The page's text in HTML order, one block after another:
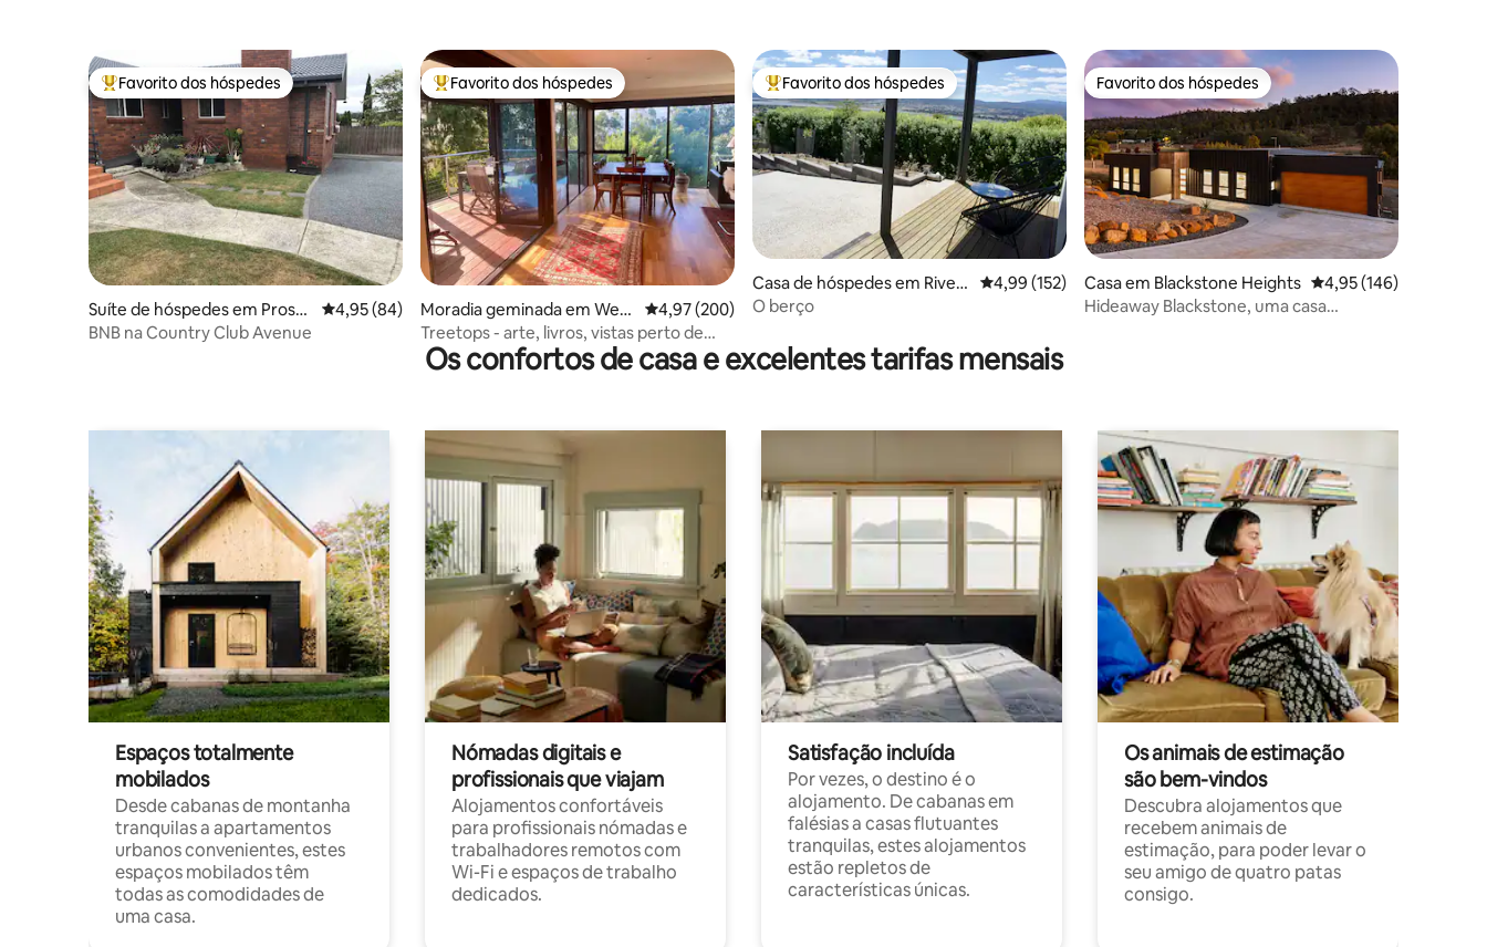
Favoritos dos hóspedes mais apreciados
Favorito dos hóspedes
Suíte de hóspedes em Prosp
ect Vale
Classificação média de 4,95 em 5 estrelas, 84avaliações
4,95 (84)
BNB na Country Club Avenue
Favoritos dos hóspedes mais apreciados
Favorito dos hóspedes
Moradia geminada em West
Launceston
Classificação média de 4,97 em 5 estrelas, 200avaliações
4,97 (200)
Treetops - arte, livros, vistas perto de
Cataract Gorge
Favoritos dos hóspedes mais apreciados
Favorito dos hóspedes
Casa de hóspedes em Rivers
ide
Classificação média de 4,99 em 5 estrelas, 152avaliações
4,99 (152)
O berço
Favorito dos hóspedes
Favorito dos hóspedes
Casa em Blackstone Heights Classificação média
4,95 (146)
Hideaway Blackstone, uma casa
Os confortos de casa e excelentes tarifas mensais
Espaços totalmente
mobilados
Desde cabanas de montanha
tranquilas a apartamentos
urbanos convenientes, estes
espaços mobilados têm
todas as comodidades de
uma casa.
Nómadas digitais e
profissionais que viajam
Alojamentos confortáveis
para profissionais nómadas e
trabalhadores remotos com
Wi-Fi e espaços de trabalho
dedicados.
Satisfação incluída
Por vezes, o destino é o
alojamento. De cabanas em
falésias a casas flutuantes
tranquilas, estes alojamentos
estão repletos de
características únicas.
Os animais de estimação
são bem-vindos
Descubra alojamentos que
recebem animais de
estimação, para poder levar o
seu amigo de quatro patas
consigo.